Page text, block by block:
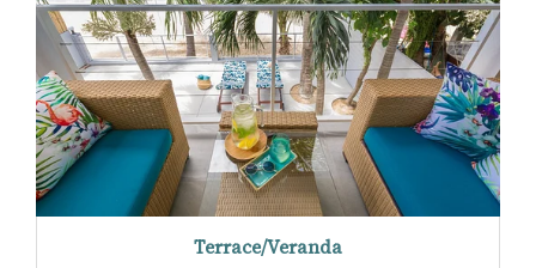
Terrace/Veranda